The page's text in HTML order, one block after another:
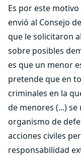
Es por este
envió al Consejo
que le solicitaron
sobre posibles
es que un menor
pretende que en
criminales en la
de menores (...)
organismo de
acciones civiles
responsabilidad